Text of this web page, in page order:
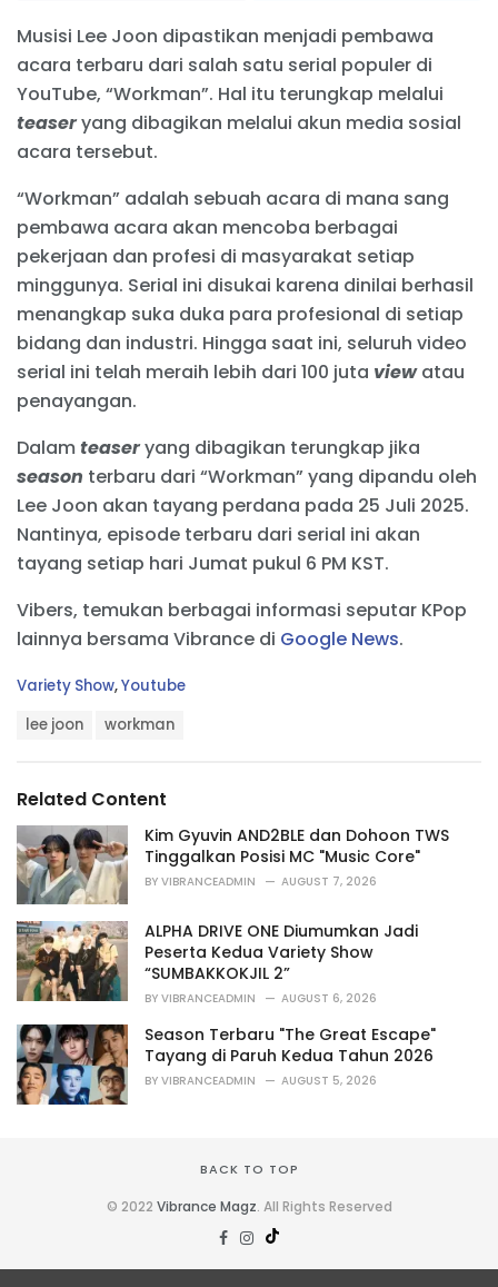
Musisi Lee Joon dipastikan menjadi pembawa
acara terbaru dari salah satu serial populer di
YouTube, “Workman”. Hal itu terungkap melalui
teaseryang dibagikan melalui akun media sosial
acara tersebut.
“Workman” adalah sebuah acara di mana sang
pembawa acara akan mencoba berbagai
pekerjaan dan profesi di masyarakat setiap
minggunya. Serial ini disukai karena dinilai berhasil
menangkap suka duka para profesional di setiap
bidang dan industri. Hingga saat ini, seluruh video
serial ini telah meraih lebih dari 100 juta viewatau
penayangan.
Dalamteaseryang dibagikan terungkap jika
season terbaru dari “Workman” yang dipandu oleh
Lee Joon akan tayang perdana pada 25 Juli 2025.
Nantinya, episode terbaru dari serial ini akan
tayang setiap hari Jumat pukul 6 PM KST.
Vibers, temukan berbagai informasi seputar KPop
lainnya bersama Vibrance di Google News.
C
r
i
e
s
:
Variety Show,Youtube
:
lee joon workman
Related Content
Kim Gyuvin AND2BLE dan Dohoon TWS
Tinggalkan Posisi MC "Music Core"
BY VIBRANCEADMIN AUGUST 7, 2026
ALPHA DRIVE ONE Diumumkan Jadi
Peserta Kedua Variety Show
“SUMBAKKOKJIL 2”
BY VIBRANCEADMIN AUGUST 6, 2026
Season Terbaru "The Great Escape"
Tayang di Paruh Kedua Tahun 2026
BY VIBRANCEADMIN AUGUST 5, 2026
BACK TO TOP
© 2022 Vibrance Magz. All Rights Reserved